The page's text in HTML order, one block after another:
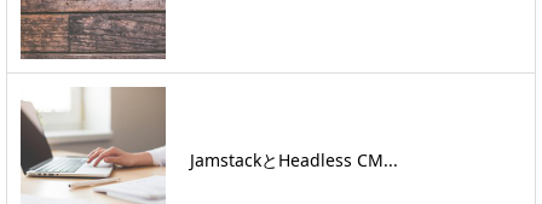
JamstackとHeadless CM...